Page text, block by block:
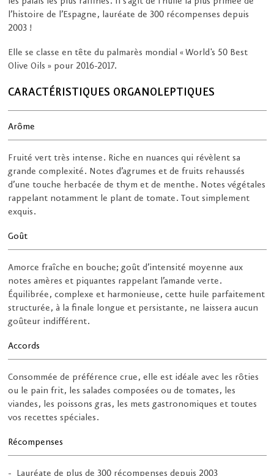
l’histoire de l’Espagne, lauréate de 300 récompenses depuis
2003 !
Elle se classe en tête du palmarès mondial « World's 50 Best
Olive Oils » pour 2016-2017.
CARACTÉRISTIQUES ORGANOLEPTIQUES
Arôme
Fruité vert très intense. Riche en nuances qui révèlent sa
grande complexité. Notes d’agrumes et de fruits rehaussés
d’une touche herbacée de thym et de menthe. Notes végétales
rappelant notamment le plant de tomate. Tout simplement
exquis.
Goût
Amorce fraîche en bouche; goût d’intensité moyenne aux
notes amères et piquantes rappelant l’amande verte.
Équilibrée, complexe et harmonieuse, cette huile parfaitement
structurée, à la finale longue et persistante, ne laissera aucun
goûteur indifférent.
Accords
Consommée de préférence crue, elle est idéale avec les rôties
ou le pain frit, les salades composées ou de tomates, les
viandes, les poissons gras, les mets gastronomiques et toutes
vos recettes spéciales.
Récompenses
Lauréate de plus de 300 récompenses depuis 2003